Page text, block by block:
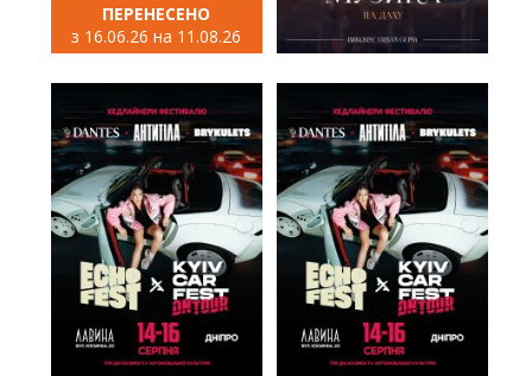
ПЕРЕНЕСЕНО
з 16.06.26 на 11.08.26